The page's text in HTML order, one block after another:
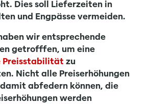
Dies soll Lieferzeiten in
und Engpässe vermeiden.
wir entsprechende
getrofffen, um eine
Preisstabilität zu
Nicht alle Preiserhöhungen
abfedern können, die
werden